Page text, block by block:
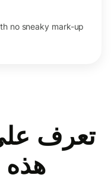
no sneaky mark-up
تعرف
هذه